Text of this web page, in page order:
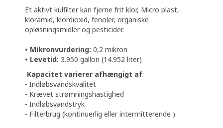
Et aktivt kulfilter kan fjerne frit klor, Micro plast,
kloramid, klordioxid, fenoler, organiske
opløsningsmidler og pesticider.
• Mikronvurdering: 0,2 mikron
• Levetid: 3.950 gallon (14.952 liter)
Kapacitet varierer afhængigt af:
- Indløbsvandskvalitet
- Krævet strømningshastighed
- Indløbsvandstryk
- Filterbrug (kontinuerlig eller intermitterende )